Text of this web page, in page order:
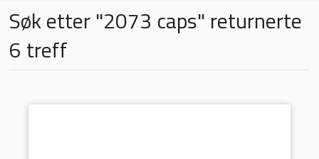
Søk etter "2073 caps" returnerte
6 treff